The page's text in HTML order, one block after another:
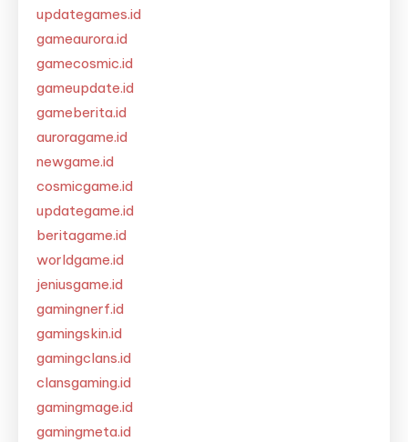
updategames.id
gameaurora.id
gamecosmic.id
gameupdate.id
gameberita.id
auroragame.id
newgame.id
cosmicgame.id
updategame.id
beritagame.id
worldgame.id
jeniusgame.id
gamingnerf.id
gamingskin.id
gamingclans.id
clansgaming.id
gamingmage.id
gamingmeta.id